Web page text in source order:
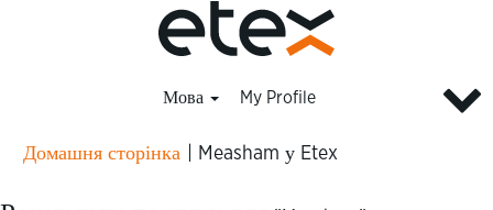
Мова My Profile
Домашня сторінка Measham у Etex